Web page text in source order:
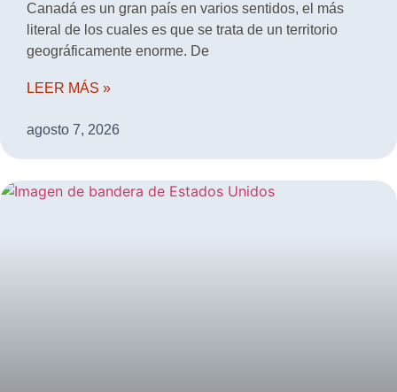
Canadá es un gran país en varios sentidos, el más
literal de los cuales es que se trata de un territorio
geográficamente enorme. De
LEER MÁS »
agosto 7, 2026